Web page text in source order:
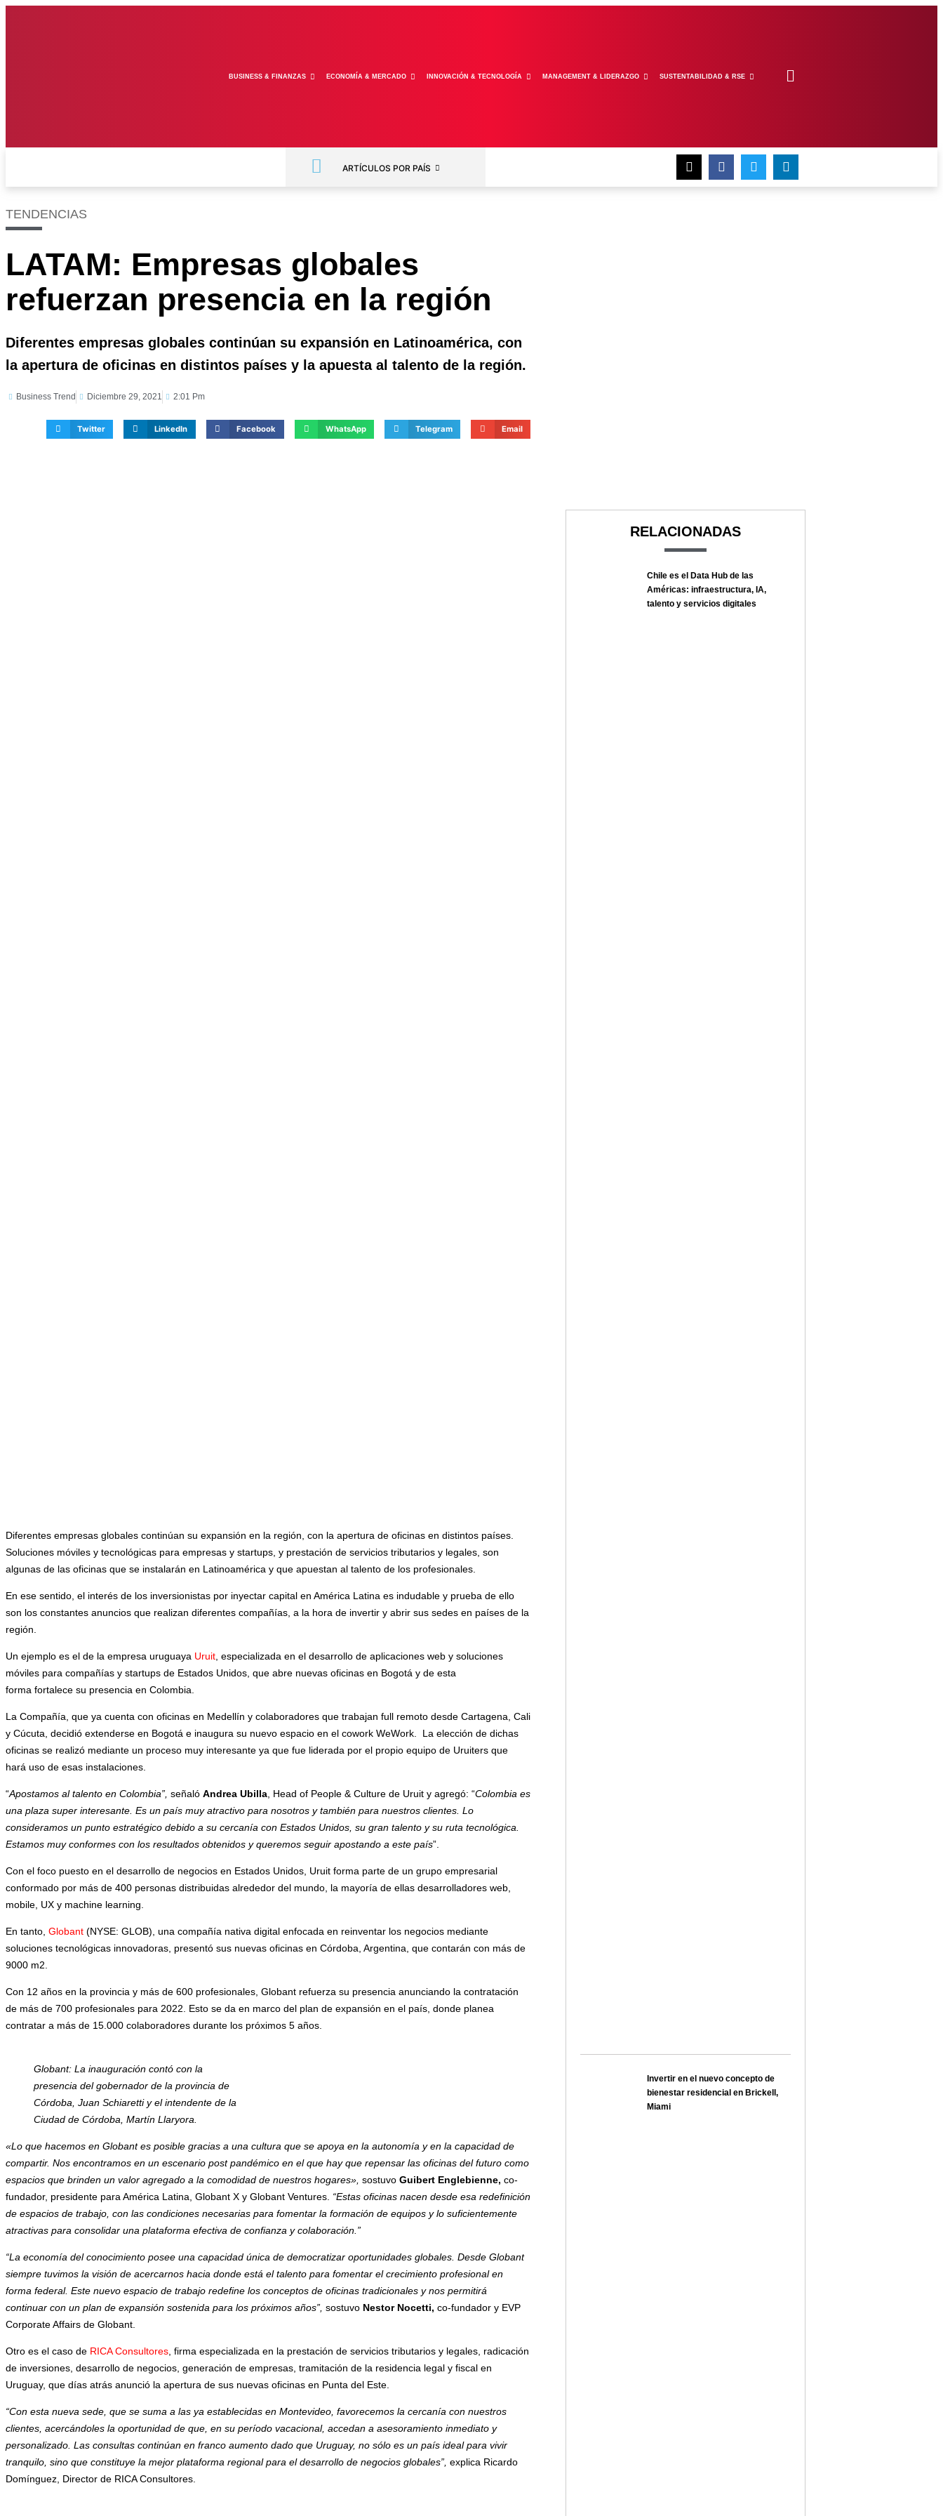
BUSINESS & FINANZAS ECONOMÍA & MERCADO INNOVACIÓN & TECNOLOGÍA MANAGEMENT & LIDERAZGO SUSTENTABILIDAD & RSE
ARTÍCULOS POR PAÍS
TENDENCIAS
LATAM: Empresas globales
refuerzan presencia en la región
Diferentes empresas globales continúan su expansión en Latinoamérica, con
la apertura de oficinas en distintos países y la apuesta al talento de la región.
Business Trend Diciembre 29, 2021 2:01 Pm
Twitter LinkedIn Facebook WhatsApp Telegram Email
Diferentes empresas globales continúan su expansión en la región, con la apertura de oficinas en distintos países.
Soluciones móviles y tecnológicas para empresas y startups, y prestación de servicios tributarios y legales, son
algunas de las oficinas que se instalarán en Latinoamérica y que apuestan al talento de los profesionales.
En ese sentido, el interés de los inversionistas por inyectar capital en América Latina es indudable y prueba de ello
son los constantes anuncios que realizan diferentes compañías, a la hora de invertir y abrir sus sedes en países de la
región.
Un ejemplo es el de la empresa uruguaya Uruit , especializada en el desarrollo de aplicaciones web y soluciones
móviles para compañías y startups de Estados Unidos, que abre nuevas oficinas en Bogotá y de esta
forma fortalece su presencia en Colombia.
La Compañía, que ya cuenta con oficinas en Medellín y colaboradores que trabajan full remoto desde Cartagena, Cali
y Cúcuta, decidió extenderse en Bogotá e inaugura su nuevo espacio en el cowork WeWork. La elección de dichas
oficinas se realizó mediante un proceso muy interesante ya que fue liderada por el propio equipo de Uruiters que
hará uso de esas instalaciones.
“Apostamos al talento en Colombia”, señaló Andrea Ubilla , Head of People & Culture de Uruit y agregó: “Colombia es
una plaza super interesante. Es un país muy atractivo para nosotros y también para nuestros clientes. Lo
consideramos un punto estratégico debido a su cercanía con Estados Unidos, su gran talento y su ruta tecnológica.
Estamos muy conformes con los resultados obtenidos y queremos seguir apostando a este país”.
Con el foco puesto en el desarrollo de negocios en Estados Unidos, Uruit forma parte de un grupo empresarial
conformado por más de 400 personas distribuidas alrededor del mundo, la mayoría de ellas desarrolladores web,
mobile, UX y machine learning.
En tanto, Globant (NYSE: GLOB), una compañía nativa digital enfocada en reinventar los negocios mediante
soluciones tecnológicas innovadoras, presentó sus nuevas oficinas en Córdoba, Argentina, que contarán con más de
9000 m2.
Con 12 años en la provincia y más de 600 profesionales, Globant refuerza su presencia anunciando la contratación
de más de 700 profesionales para 2022. Esto se da en marco del plan de expansión en el país, donde planea
contratar a más de 15.000 colaboradores durante los próximos 5 años.
Globant: La inauguración contó con la
presencia del gobernador de la provincia de
Córdoba, Juan Schiaretti y el intendente de la
Ciudad de Córdoba, Martín Llaryora.
«Lo que hacemos en Globant es posible gracias a una cultura que se apoya en la autonomía y en la capacidad de
compartir. Nos encontramos en un escenario post pandémico en el que hay que repensar las oficinas del futuro como
espacios que brinden un valor agregado a la comodidad de nuestros hogares», sostuvo Guibert Englebienne, co-
fundador, presidente para América Latina, Globant X y Globant Ventures. “Estas oficinas nacen desde esa redefinición
de espacios de trabajo, con las condiciones necesarias para fomentar la formación de equipos y lo suficientemente
atractivas para consolidar una plataforma efectiva de confianza y colaboración.”
“La economía del conocimiento posee una capacidad única de democratizar oportunidades globales. Desde Globant
siempre tuvimos la visión de acercarnos hacia donde está el talento para fomentar el crecimiento profesional en
forma federal. Este nuevo espacio de trabajo redefine los conceptos de oficinas tradicionales y nos permitirá
continuar con un plan de expansión sostenida para los próximos años”, sostuvo Nestor Nocetti, co-fundador y EVP
Corporate Affairs de Globant.
Otro es el caso de RICA Consultores , firma especializada en la prestación de servicios tributarios y legales, radicación
de inversiones, desarrollo de negocios, generación de empresas, tramitación de la residencia legal y fiscal en
Uruguay, que días atrás anunció la apertura de sus nuevas oficinas en Punta del Este.
“Con esta nueva sede, que se suma a las ya establecidas en Montevideo, favorecemos la cercanía con nuestros
clientes, acercándoles la oportunidad de que, en su período vacacional, accedan a asesoramiento inmediato y
personalizado. Las consultas continúan en franco aumento dado que Uruguay, no sólo es un país ideal para vivir
tranquilo, sino que constituye la mejor plataforma regional para el desarrollo de negocios globales”, explica Ricardo
Domínguez, Director de RICA Consultores.
RELACIONADAS
Chile es el Data Hub de las
Américas: infraestructura, IA,
talento y servicios digitales
Invertir en el nuevo concepto de
bienestar residencial en Brickell,
Miami